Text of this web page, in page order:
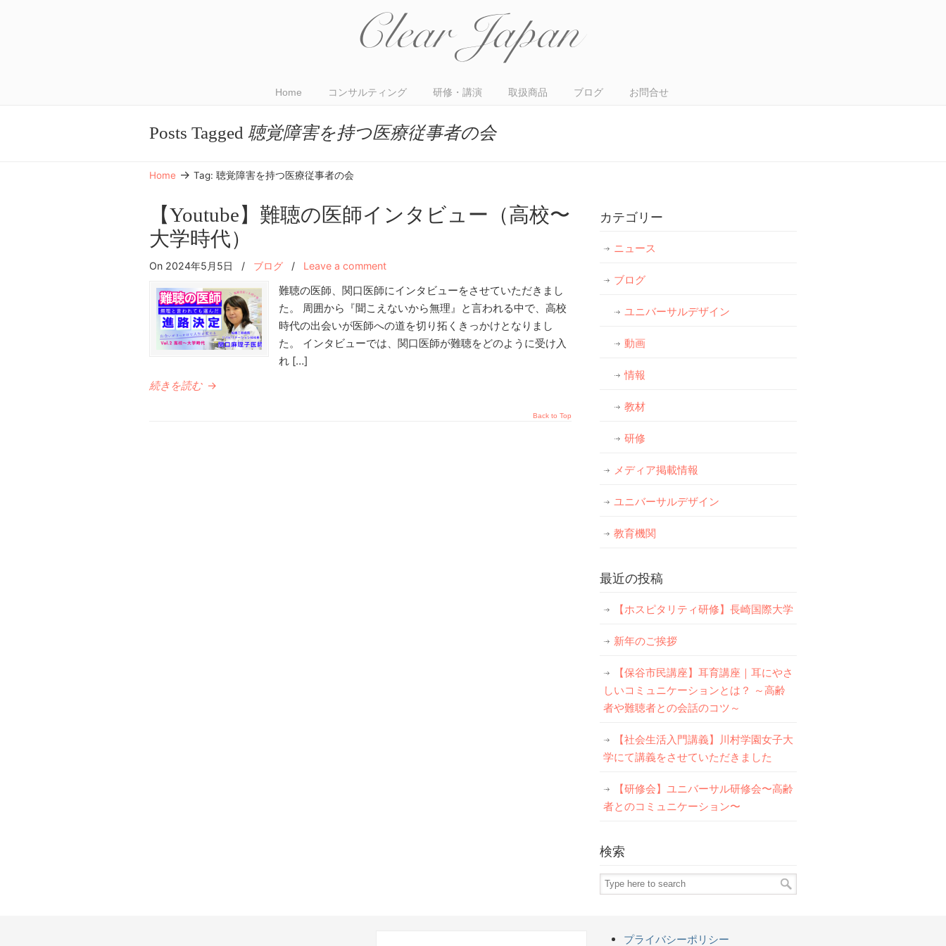
Home コンサルティング 研修・講演 取扱商品 ブログ お問合せ
Posts Tagged 聴覚障害を持つ医療従事者の会
Home → Tag: 聴覚障害を持つ医療従事者の会
【Youtube】難聴の医師インタビュー（高校〜
大学時代）
On 2024年5月5日 / ブログ / Leave a comment
難聴の医師、関口医師にインタビューをさせていただきまし
た。 周囲から『聞こえないから無理』と言われる中で、高校
時代の出会いが医師への道を切り拓くきっかけとなりまし
た。 インタビューでは、関口医師が難聴をどのように受け入
れ […]
続きを読む →
Back to Top
カテゴリー
ニュース
ブログ
ユニバーサルデザイン
動画
情報
教材
研修
メディア掲載情報
ユニバーサルデザイン
教育機関
最近の投稿
【ホスピタリティ研修】長崎国際大学
新年のご挨拶
【保谷市民講座】耳育講座｜耳にやさ
しいコミュニケーションとは？ ～高齢
者や難聴者との会話のコツ～
【社会生活入門講義】川村学園女子大
学にて講義をさせていただきました
【研修会】ユニバーサル研修会〜高齢
者とのコミュニケーション〜
検索
プライバシーポリシー